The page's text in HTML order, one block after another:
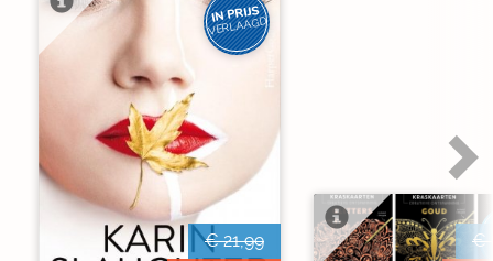
IN PRIJS
VERLAAGD
€ 21,99 €